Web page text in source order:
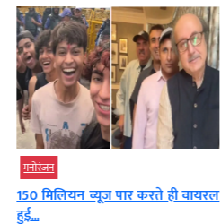
मनोरंजन
Bigg Boss 20 में नया गेम प्लान,
पुराने...